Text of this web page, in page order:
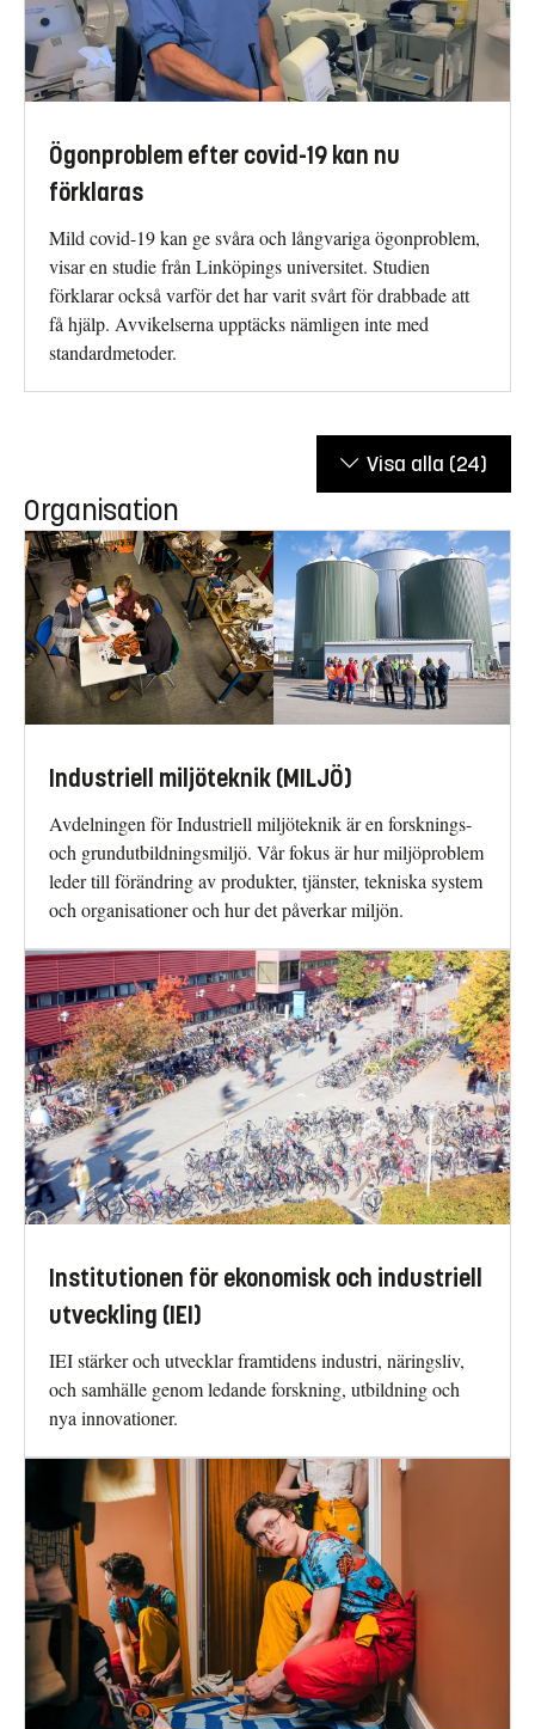
Ögonproblem efter covid-19 kan nu
förklaras
Mild covid-19 kan ge svåra och långvariga ögonproblem,
visar en studie från Linköpings universitet. Studien
förklarar också varför det har varit svårt för drabbade att
få hjälp. Avvikelserna upptäcks nämligen inte med
standardmetoder.
Visa alla (24)
Organisation
Industriell miljöteknik (MILJÖ)
Avdelningen för Industriell miljöteknik är en forsknings-
och grundutbildningsmiljö. Vår fokus är hur miljöproblem
leder till förändring av produkter, tjänster, tekniska system
och organisationer och hur det påverkar miljön.
Institutionen för ekonomisk och industriell
utveckling (IEI)
IEI stärker och utvecklar framtidens industri, näringsliv,
och samhälle genom ledande forskning, utbildning och
nya innovationer.